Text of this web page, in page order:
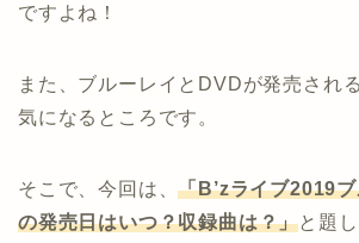
ですよね！
また、ブルーレイとDVDが発売され
気になるところです。
そこで、今回は、「B’zライブ2019
の発売日はいつ？収録曲は？」と題